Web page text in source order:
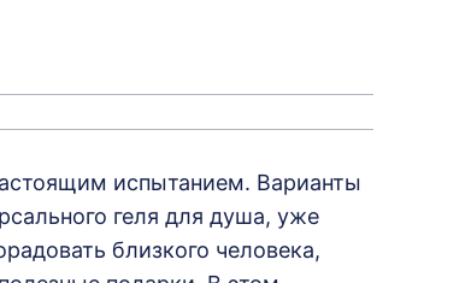
испытанием. Варианты
геля для душа, уже
близкого человека,